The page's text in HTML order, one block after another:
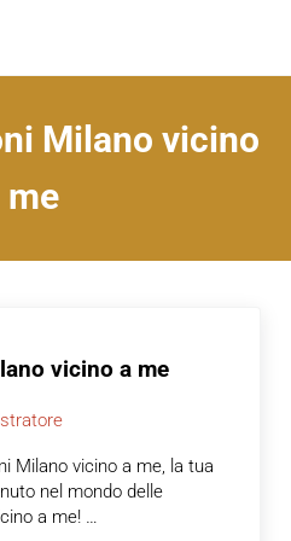
- Edil corapi
Milano vicino
me
vicino a me
Milano vicino a me, la tua
nel mondo delle
a me! …